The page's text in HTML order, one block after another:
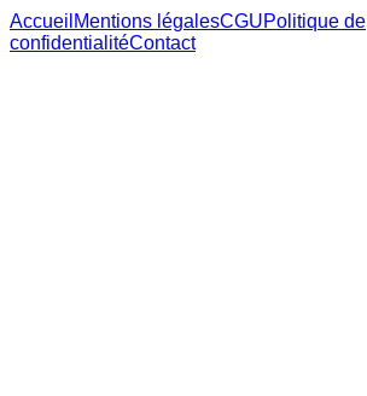
Accueil Mentions légalesCGUPolitique de
confidentialitéContact